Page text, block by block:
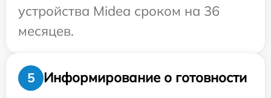
устройства Midea сроком на 36
месяцев.
5
Информирование о готовности